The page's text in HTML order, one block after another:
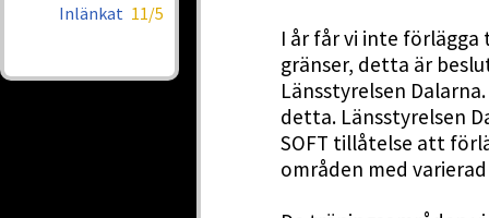
Inlänkat 11/5
I år får vi inte
gränser, detta är
Länsstyrelsen
detta. Länsstyrelsen
SOFT tillåtelse att
områden med